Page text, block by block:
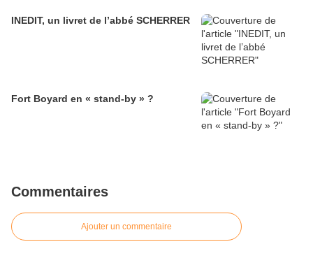
INEDIT, un livret de l’abbé SCHERRER
Fort Boyard en « stand-by » ?
Commentaires
Ajouter un commentaire